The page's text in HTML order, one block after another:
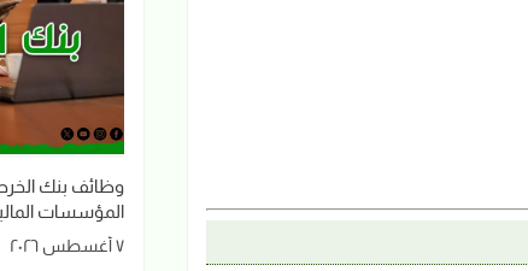
المؤسسات
٧ أغسطس ٢٠٢٦